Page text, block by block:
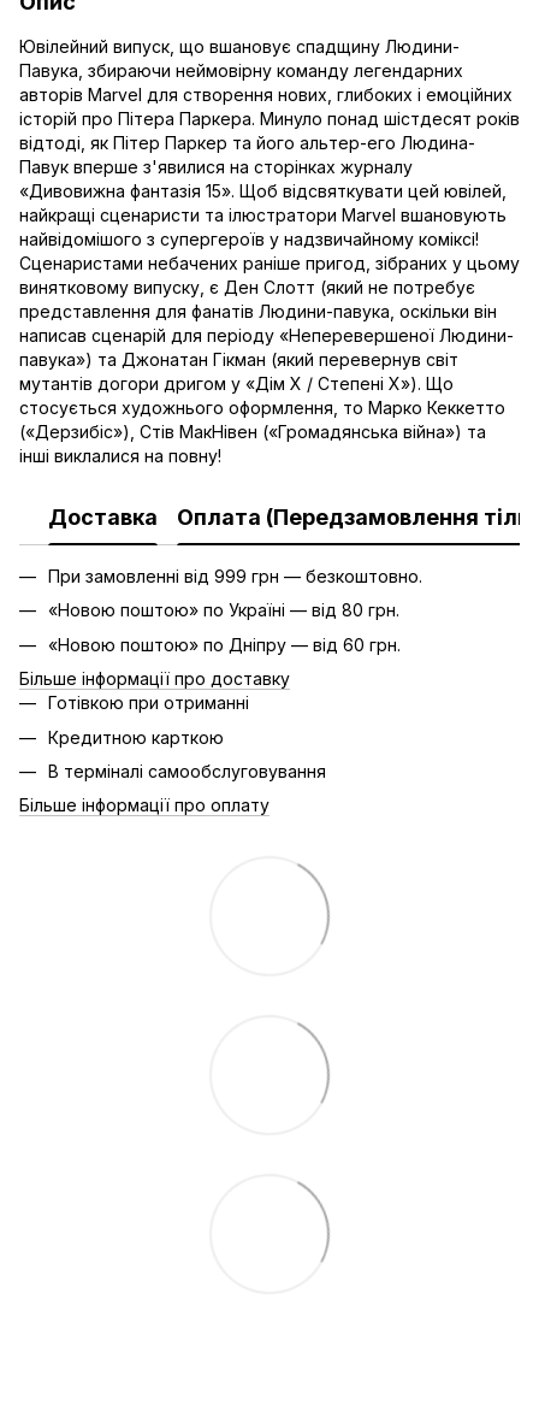
Ювілейний випуск, що вшановує спадщину Людини-
Павука, збираючи неймовірну команду легендарних
авторів Marvel для створення нових, глибоких і емоційних
історій про Пітера Паркера. Минуло понад шістдесят років
відтоді, як Пітер Паркер та його альтер-его Людина-
Павук вперше з'явилися на сторінках журналу
«Дивовижна фантазія 15». Щоб відсвяткувати цей ювілей,
найкращі сценаристи та ілюстратори Marvel вшановують
найвідомішого з супергероїв у надзвичайному коміксі!
Сценаристами небачених раніше пригод, зібраних у цьому
винятковому випуску, є Ден Слотт (який не потребує
представлення для фанатів Людини-павука, оскільки він
написав сценарій для періоду «Неперевершеної Людини-
павука») та Джонатан Гікман (який перевернув світ
мутантів догори дригом у «Дім Х / Степені Х»). Що
стосується художнього оформлення, то Марко Кеккетто
(«Дерзибіс»), Стів МакНівен («Громадянська війна») та
інші виклалися на повну!
Доставка Оплата (Передзамовлення
При замовленні від 999 грн — безкоштовно.
«Новою поштою» по Україні — від 80 грн.
«Новою поштою» по Дніпру — від 60 грн.
Більше інформації про доставку
Готівкою при отриманні
Кредитною карткою
В терміналі самообслуговування
Більше інформації про оплату